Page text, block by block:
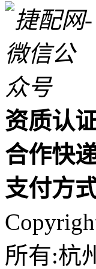
资质认证
合作快递
支付方式
所有:杭